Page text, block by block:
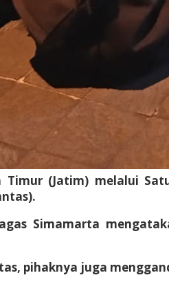
Timur (Jatim) melalui
Simamarta
pihaknya juga